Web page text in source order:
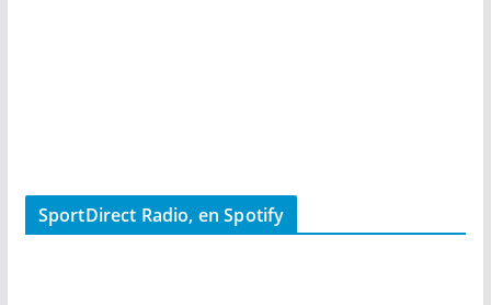
SportDirect Radio, en Spotify